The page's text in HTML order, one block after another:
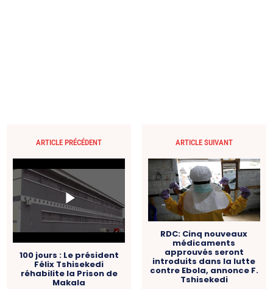
ARTICLE PRÉCÉDENT
100 jours : Le président
Félix Tshisekedi
réhabilite la Prison de
Makala
ARTICLE SUIVANT
RDC: Cinq nouveaux
médicaments
approuvés seront
introduits dans la lutte
contre Ebola, annonce F.
Tshisekedi